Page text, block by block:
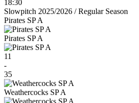
18:30
Slowpitch 2025/2026 /Regular Season
Pirates SP A
Pirates SP A
11
-
35
Weathercocks SP A